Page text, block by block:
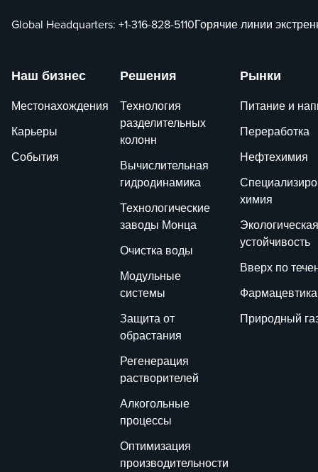
Global Headquarters: +1-316-828-5110Горячие линии
Наш бизнес
Местонахождения
Карьеры
События
Решения
Технология
разделительных
колонн
Вычислительная
гидродинамика
Технологические
заводы Монца
Очистка воды
Модульные
системы
Защита от
обрастания
Регенерация
растворителей
Алкогольные
процессы
Оптимизация
производительности
Рынки
Питание и
Переработка
Нефтехимия
химия
Экологическая
устойчивость
Вверх по
Фармацевтика
Природный